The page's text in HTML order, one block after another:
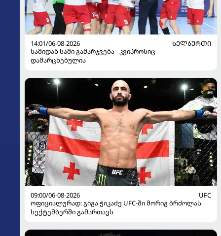
14:01/06-08-2026
ᲮᲔᲚᲑᲣᲠᲗᲘ
სამიდან სამი გამარჯვება - კვიპროსიც
დამარცხებულია
09:00/06-08-2026
UFC
ოფიციალურად: გიგა ჭიკაძე UFC-ში მორიგ ბრძოლას
სექტემბერში გამართავს